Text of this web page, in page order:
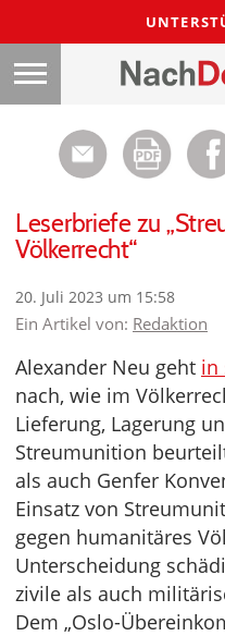
Leserbriefe zu
Völkerrecht“
20. Juli 2023 um 15:58
Ein Artikel von: Redaktion
Alexander Neu geht in
nach, wie im
Lieferung, Lagerung
Streumunition
als auch Genfer
Einsatz von
gegen humanitäres
Unterscheidung
zivile als auch
Dem „Oslo-